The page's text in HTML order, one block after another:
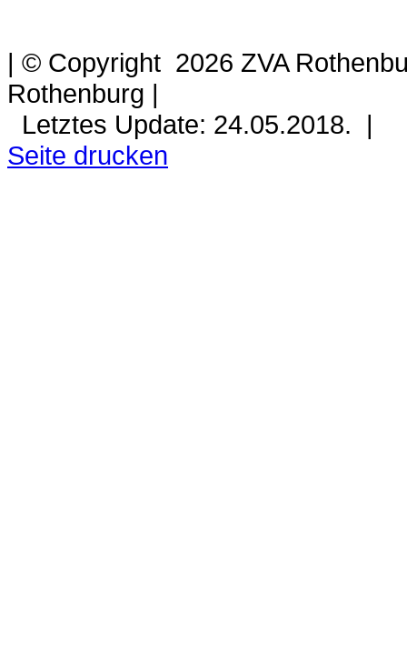
| © Copyright 2026 ZVA
Rothenburg |
Letztes Update: 24.05.2018. |
Seite drucken